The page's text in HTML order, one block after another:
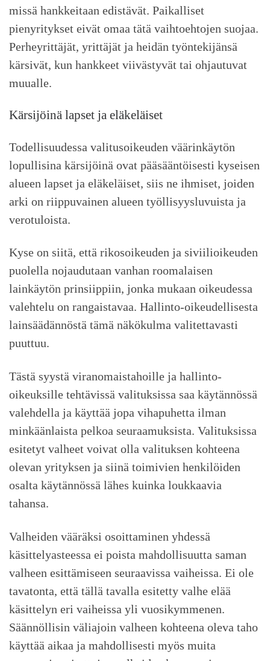
missä hankkeitaan edistävät. Paikalliset
pienyritykset eivät omaa tätä vaihtoehtojen suojaa.
Perheyrittäjät, yrittäjät ja heidän työntekijänsä
kärsivät, kun hankkeet viivästyvät tai ohjautuvat
muualle.
Kärsijöinä lapset ja eläkeläiset
Todellisuudessa valitusoikeuden väärinkäytön
lopullisina kärsijöinä ovat pääsääntöisesti kyseisen
alueen lapset ja eläkeläiset, siis ne ihmiset, joiden
arki on riippuvainen alueen työllisyysluvuista ja
verotuloista.
Kyse on siitä, että rikosoikeuden ja siviilioikeuden
puolella nojaudutaan vanhan roomalaisen
lainkäytön prinsiippiin, jonka mukaan oikeudessa
valehtelu on rangaistavaa. Hallinto-oikeudellisesta
lainsäädännöstä tämä näkökulma valitettavasti
puuttuu.
Tästä syystä viranomaistahoille ja hallinto-
oikeuksille tehtävissä valituksissa saa käytännössä
valehdella ja käyttää jopa vihapuhetta ilman
minkäänlaista pelkoa seuraamuksista. Valituksissa
esitetyt valheet voivat olla valituksen kohteena
olevan yrityksen ja siinä toimivien henkilöiden
osalta käytännössä lähes kuinka loukkaavia
tahansa.
Valheiden vääräksi osoittaminen yhdessä
käsittelyasteessa ei poista mahdollisuutta saman
valheen esittämiseen seuraavissa vaiheissa. Ei ole
tavatonta, että tällä tavalla esitetty valhe elää
käsittelyn eri vaiheissa yli vuosikymmenen.
Säännöllisin väliajoin valheen kohteena oleva taho
käyttää aikaa ja mahdollisesti myös muita